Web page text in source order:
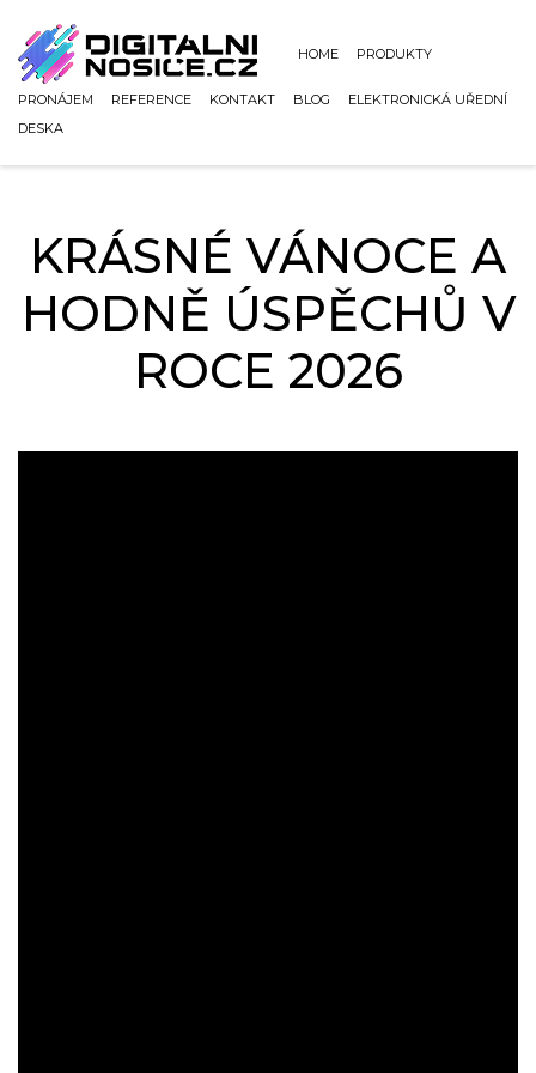
HOME PRODUKTY
PRONÁJEM REFERENCE KONTAKT BLOG
ELEKTRONICKÁ UŘEDNÍ
DESKA
KRÁSNÉ VÁNOCE A
HODNĚ ÚSPĚCHŮ V
ROCE 2026